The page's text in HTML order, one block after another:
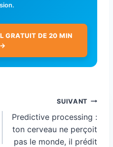
GRATUIT DE 20 MIN
→
SUIVANT
Predictive processing :
ton cerveau ne perçoit
pas le monde, il prédit